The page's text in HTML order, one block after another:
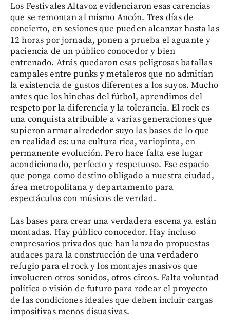
Los Festivales Altavoz evidenciaron esas carencias
que se remontan al mismo Ancón. Tres días de
concierto, en sesiones que pueden alcanzar hasta las
12 horas por jornada, ponen a prueba el aguante y
paciencia de un público conocedor y bien
entrenado. Atrás quedaron esas peligrosas batallas
campales entre punks y metaleros que no admitían
la existencia de gustos diferentes a los suyos. Mucho
antes que los hinchas del fútbol, aprendimos del
respeto por la diferencia y la tolerancia. El rock es
una conquista atribuible a varias generaciones que
supieron armar alrededor suyo las bases de lo que
en realidad es: una cultura rica, variopinta, en
permanente evolución. Pero hace falta ese lugar
acondicionado, perfecto y respetuoso. Ese espacio
que ponga como destino obligado a nuestra ciudad,
área metropolitana y departamento para
espectáculos con músicos de verdad.
Las bases para crear una verdadera escena ya están
montadas. Hay público conocedor. Hay incluso
empresarios privados que han lanzado propuestas
audaces para la construcción de una verdadero
refugio para el rock y los montajes masivos que
involucren otros sonidos, otros circos. Falta voluntad
política o visión de futuro para rodear el proyecto
de las condiciones ideales que deben incluir cargas
impositivas menos disuasivas.